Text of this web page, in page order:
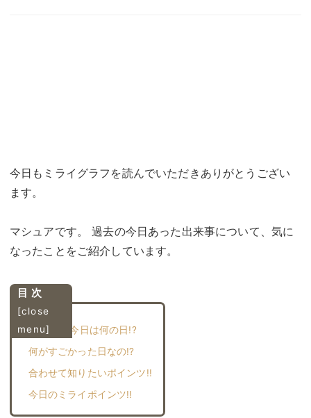
今日もミライグラフを読んでいただきありがとうござい
ます。
マシュアです。 過去の今日あった出来事について、気に
なったことをご紹介しています。
目 次
[close
menu]
3月8日は今日は何の日!?
何がすごかった日なの!?︎
合わせて知りたいポインツ!!︎
今日のミライポインツ!!︎